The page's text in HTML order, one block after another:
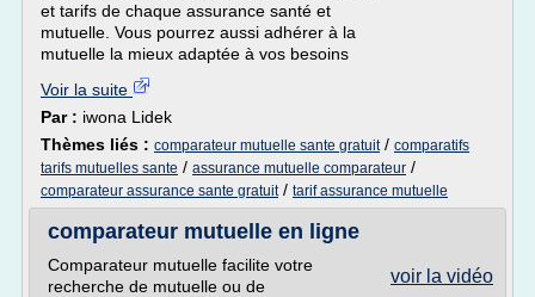
et tarifs de chaque assurance santé et
mutuelle. Vous pourrez aussi adhérer à la
mutuelle la mieux adaptée à vos besoins
Voir la suite
Par : iwona Lidek
Thèmes liés : comparateur mutuelle sante gratuit/ comparatifs
tarifs mutuelles sante / assurance mutuelle comparateur /
comparateur assurance sante gratuit/ tarif assurance mutuelle
comparateur mutuelle en ligne
voir la vidéo
Comparateur mutuelle facilite votre
recherche de mutuelle ou de